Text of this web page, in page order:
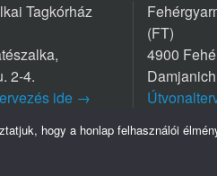
Tagkórház
2-4.
ide →
(FT)
4900
Szabolcs-Szatmár-Bereg
hogy a honlap felhasználói